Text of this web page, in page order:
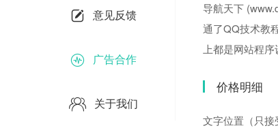
意见反馈
广告合作
关于我们
导航天下
通了QQ技术教
上都是网站程
价格明细
文字位置（只接